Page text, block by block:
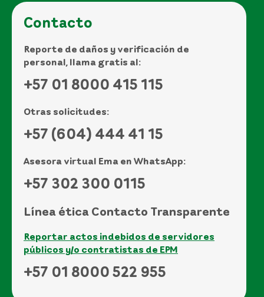
Contacto
Reporte de daños y verificación de
personal, llama gratis al:
+57 01 8000 415 115
Otras solicitudes:
+57 (604) 444 41 15
Asesora virtual Ema en WhatsApp:
+57 302 300 0115
Línea ética Contacto Transparente
Reportar actos indebidos de servidores
públicos y/o contratistas de EPM
+57 01 8000 522 955